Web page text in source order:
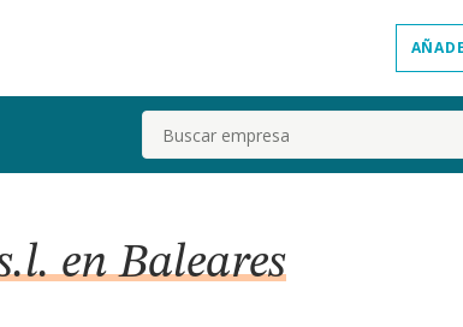
Buscar
en Baleares